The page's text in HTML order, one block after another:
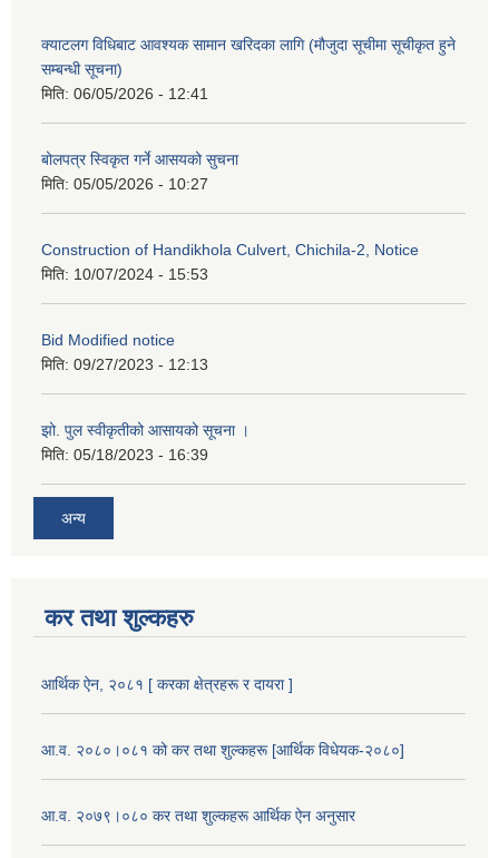
क्याटलग विधिबाट आवश्यक सामान खरिदका लागि (मौजुदा सूचीमा सूचीकृत हुने
सम्बन्धी सूचना)
मिति: 06/05/2026 - 12:41
बोलपत्र स्विकृत गर्ने आसयको सुचना
मिति: 05/05/2026 - 10:27
Construction of Handikhola Culvert, Chichila-2, Notice
मिति: 10/07/2024 - 15:53
Bid Modified notice
मिति: 09/27/2023 - 12:13
झो. पुल स्वीकृतीको आसायको सूचना ।
मिति: 05/18/2023 - 16:39
अन्य
कर तथा शुल्कहरु
आर्थिक ऐन, २०८१ [ करका क्षेत्रहरू र दायरा ]
आ.व. २०८०।०८१ को कर तथा शुल्कहरू [आर्थिक विधेयक-२०८०]
आ.व. २०७९।०८० कर तथा शुल्कहरू आर्थिक ऐन अनुसार